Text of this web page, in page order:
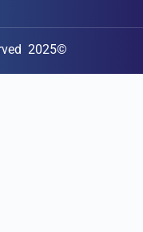
©2025 DATAKED all rights reserved!